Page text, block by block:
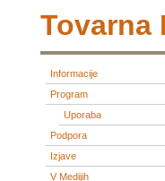
Tovarna
Informacije
Program
Uporaba
Podpora
Izjave
V Medijih